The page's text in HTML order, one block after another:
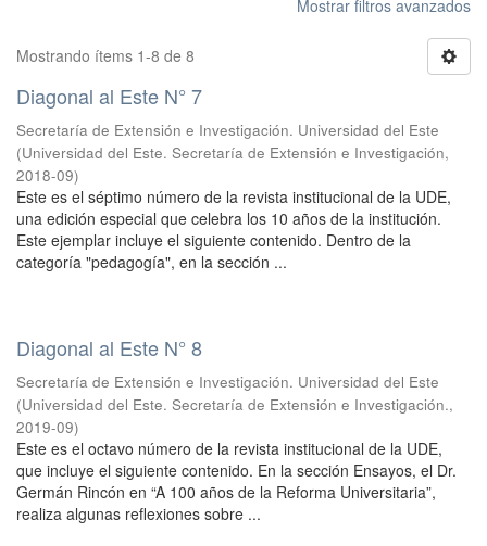
Mostrar filtros avanzados
Mostrando ítems 1-8 de 8
Diagonal al Este N° 7
Secretaría de Extensión e Investigación. Universidad del Este
(Universidad del Este. Secretaría de Extensión e Investigación,
2018-09)
Este es el séptimo número de la revista institucional de la UDE,
una edición especial que celebra los 10 años de la institución.
Este ejemplar incluye el siguiente contenido. Dentro de la
categoría "pedagogía", en la sección ...
Diagonal al Este N° 8
Secretaría de Extensión e Investigación. Universidad del Este
(Universidad del Este. Secretaría de Extensión e Investigación.,
2019-09)
Este es el octavo número de la revista institucional de la UDE,
que incluye el siguiente contenido. En la sección Ensayos, el Dr.
Germán Rincón en “A 100 años de la Reforma Universitaria”,
realiza algunas reflexiones sobre ...